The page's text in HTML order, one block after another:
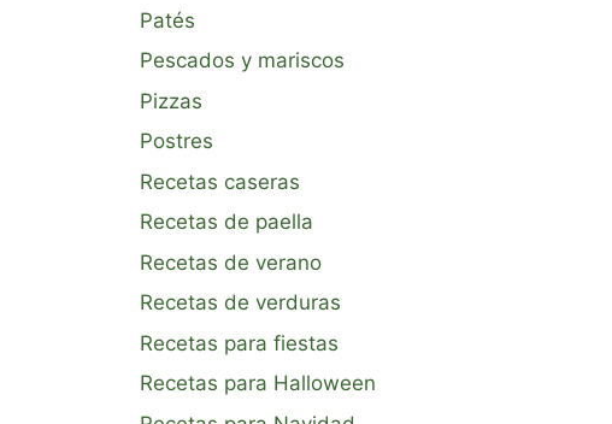
Patés
Pescados y mariscos
Pizzas
Postres
Recetas caseras
Recetas de paella
Recetas de verano
Recetas de verduras
Recetas para fiestas
Recetas para Halloween